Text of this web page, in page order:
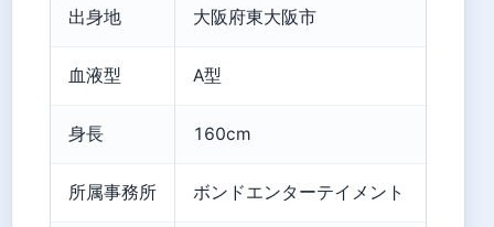
出身地 大阪府東大阪市
血液型 A型
身長 160cm
所属事務所 ボンドエンターテイメント